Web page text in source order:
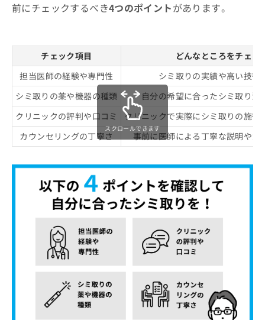
前にチェックするべき4つのポイントがあります。
チェック項目
どんなところをチェッ
担当医師の経験や専門性
シミ取りの実績や高い技術
シミ取りの薬や機器の種類
自分の希望に合ったシミ取り治
クリニックの評判や口コミ
クリニックで実際にシミ取りの施術
カウンセリングの丁寧さ
事前に医師による丁寧な説明やカ
スクロールできます